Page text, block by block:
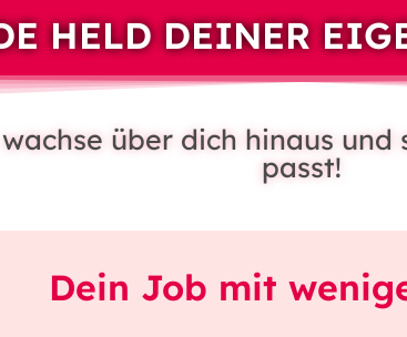
HELD DEINER
über dich hinaus
passt!
Dein Job mit